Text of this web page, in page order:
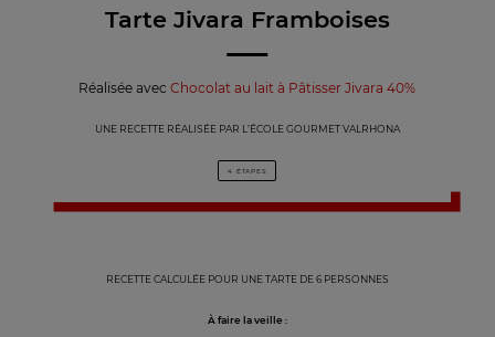
Tarte Jivara Framboises
Réalisée avecChocolat au lait à Pâtisser Jivara 40%
UNE RECETTE RÉALISÉE PAR L’ÉCOLE GOURMET VALRHONA
4 ÉTAPES
RECETTE CALCULÉE POUR UNE TARTE DE 6 PERSONNES
À faire la veille :